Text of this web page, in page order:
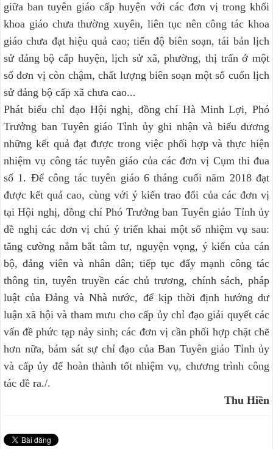
giữa ban tuyên giáo cấp huyện với các đơn vị trong khối
khoa giáo chưa thường xuyên, liên tục nên công tác khoa
giáo chưa đạt hiệu quả cao; tiến độ biên soạn, tái bản lịch
sử đảng bộ cấp huyện, lịch sử xã, phường, thị trấn ở một
số đơn vị còn chậm, chất lượng biên soạn một số cuốn lịch
sử đảng bộ cấp xã chưa cao...
Phát biểu chỉ đạo Hội nghị, đồng chí Hà Minh Lợi, Phó
Trưởng ban Tuyên giáo Tỉnh ủy ghi nhận và biểu dương
những kết quả đạt được trong việc phối hợp và thực hiện
nhiệm vụ công tác tuyên giáo của các đơn vị Cụm thi đua
số 1. Để công tác tuyên giáo 6 tháng cuối năm 2018 đạt
được kết quả cao, cùng với ý kiến trao đổi của các đơn vị
tại Hội nghị, đồng chí Phó Trưởng ban Tuyên giáo Tỉnh ủy
đề nghị các đơn vị chú ý triển khai một số nhiệm vụ sau:
tăng cường nắm bắt tâm tư, nguyện vọng, ý kiến của cán
bộ, đảng viên và nhân dân; tiếp tục đẩy mạnh công tác
thông tin, tuyên truyền các chủ trương, chính sách, pháp
luật của Đảng và Nhà nước, để kịp thời định hướng dư
luận xã hội và tham mưu cho cấp ủy chỉ đạo giải quyết các
vấn đề phức tạp nảy sinh; các đơn vị cần phối hợp chặt chẽ
hơn nữa, bám sát sự chỉ đạo của Ban Tuyên giáo Tỉnh ủy
và cấp ủy để hoàn thành tốt nhiệm vụ, chương trình công
tác đề ra./.
Thu Hiền